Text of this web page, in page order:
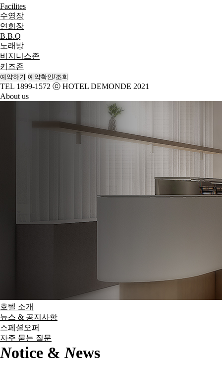
Facilites
수영장
연회장
B.B.Q
노래방
비지니스존
키즈존
예약하기 예약확인/조회
TEL 1899-1572 ⓒ HOTEL DEMONDE 2021
About us
호텔 소개
뉴스 & 공지사항
스페셜오퍼
자주 묻는 질문
Notice & News